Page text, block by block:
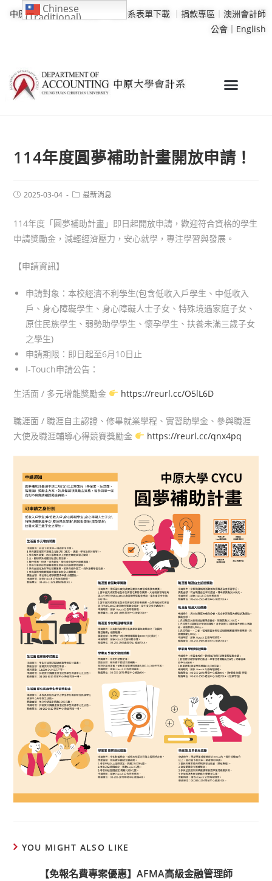
中原大學｜學校行事曆 會計系表單下載 ｜ 捐款專區 ｜ 澳洲會計師
公會｜ English
114年度圓夢補助計畫開放申請！
2025-03-04 最新消息
114年度「圓夢補助計畫」即日起開放申請，歡迎符合資格的學生
申請獎勵金，減輕經濟壓力，安心就學，專注學習與發展。
【申請資訊】
申請對象：本校經濟不利學生(包含低收入戶學生、中低收入
戶、身心障礙學生、身心障礙人士子女、特殊境遇家庭子女、
原住民族學生、弱勢助學學生、懷孕學生、扶養未滿三歲子女
之學生)
申請期限：即日起至6月10日止
I-Touch申請公告：
生活面 / 多元增能獎勵金 https://reurl.cc/O5lL6D
職涯面 / 職涯自主認證、修畢就業學程、實習助學金、參與職涯
大使及職涯輔導心得競賽獎勵金
https://reurl.cc/qnx4pq
YOU MIGHT ALSO LIKE
【免報名費專案優惠】AFMA高級金融管理師
Chinese
(Traditional)